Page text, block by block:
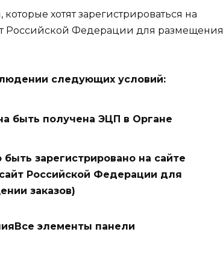
хотят зарегистрироваться на
Российской Федерации для размещения
следующих условий:
быть получена ЭЦП в Органе
зарегистрировано на сайте
Российской Федерации для
заказов)
элементы панели